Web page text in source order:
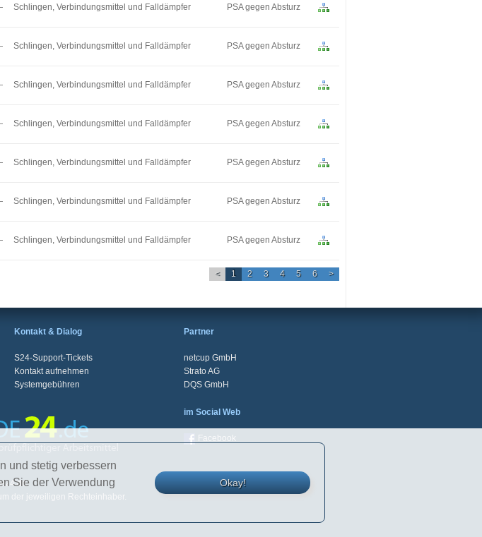
Schlingen, Verbindungsmittel und Falldämpfer PSA gegen Absturz
Schlingen, Verbindungsmittel und Falldämpfer PSA gegen Absturz
Schlingen, Verbindungsmittel und Falldämpfer PSA gegen Absturz
Schlingen, Verbindungsmittel und Falldämpfer PSA gegen Absturz
Schlingen, Verbindungsmittel und Falldämpfer PSA gegen Absturz
Schlingen, Verbindungsmittel und Falldämpfer PSA gegen Absturz
Schlingen, Verbindungsmittel und Falldämpfer PSA gegen Absturz
< 1 2 3 4 5 6 >
Kontakt & Dialog
S24-Support-Tickets
Kontakt aufnehmen
Systemgebühren
Partner
netcup GmbH
Strato AG
DQS GmbH
der jeweiligen Rechteinhaber.
im Social Web
Facebook
und stetig verbessern
Sie der Verwendung
Okay!